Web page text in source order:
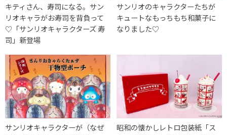
キティさん、寿司になる。サン
リオキャラがお寿司を背負って
♡「サンリオキャラクターズ 寿
司」新登場
サンリオのキャラクターたちが
キュートなもっちもち和菓子に
なりました♡
サンリオキャラクターが（なぜ
昭和の懐かしレトロ包装紙「ス